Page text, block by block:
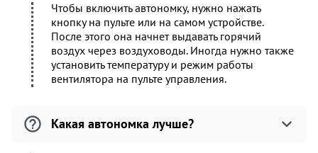
Чтобы включить автономку, нужно нажать
кнопку на пульте или на самом устройстве.
После этого она начнет выдавать горячий
воздух через воздуховоды. Иногда нужно также
установить температуру и режим работы
вентилятора на пульте управления.
Какая автономка лучше?